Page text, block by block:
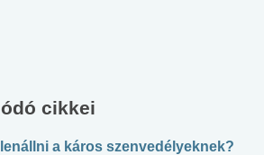
cikkei
a káros szenvedélyeknek?